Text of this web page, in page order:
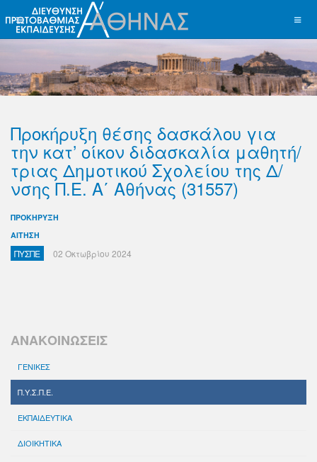
Προκήρυξη θέσης δασκάλου για
την κατ’ οίκον διδασκαλία μαθητή/
τριας Δημοτικού Σχολείου της Δ/
νσης Π.Ε. Α΄ Αθήνας (31557)
ΠΡΟΚΗΡΥΞΗ
ΑΙΤΗΣΗ
ΠΥΣΠΕ 02 Οκτωβρίου 2024
ΑΝΑΚΟΙΝΩΣΕΙΣ
ΓΕΝΙΚΕΣ
Π.Υ.Σ.Π.Ε.
ΕΚΠΑΙΔΕΥΤΙΚΑ
ΔΙΟΙΚΗΤΙΚΑ